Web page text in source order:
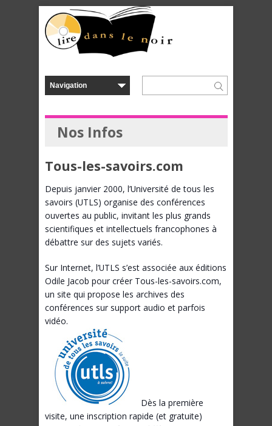
Nos Infos
Tous-les-savoirs.com
Depuis janvier 2000, l’Université de tous les
savoirs (UTLS) organise des conférences
ouvertes au public, invitant les plus grands
scientifiques et intellectuels francophones à
débattre sur des sujets variés.
Sur Internet, l’UTLS s’est associée aux éditions
Odile Jacob pour créer Tous-les-savoirs.com,
un site qui propose les archives des
conférences sur support audio et parfois
vidéo.
Dès la première
visite, une inscription rapide (et gratuite)